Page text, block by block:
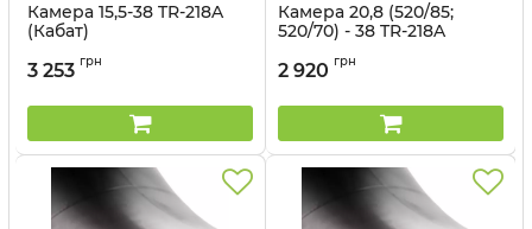
Камера 15,5-38 TR-218A
(Кабат)
3 253 грн
Камера 20,8 (520/85;
520/70) - 38 TR-218A
Артикул:
2 920 грн